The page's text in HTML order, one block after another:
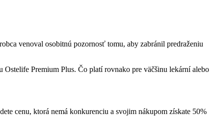
venoval osobitnú pozornosť tomu, aby zabránil predraženiu
Premium Plus. Čo platí rovnako pre väčšinu lekární alebo
cenu, ktorá nemá konkurenciu a svojim nákupom získate 50%